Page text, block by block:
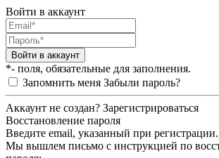
Войти в аккаунт
Войти в аккаунт
*- поля, обязательные для заполнения.
Запомнить меня Забыли пароль?
Аккаунт не создан? Зарегистрироваться
Восстановление пароля
Введите email, указанный при регистрации.
Мы вышлем письмо с инструкцией по